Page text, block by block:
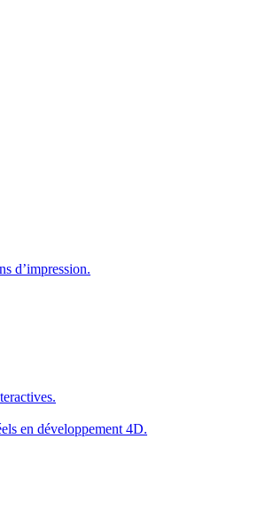
d’impression.
en développement 4D.